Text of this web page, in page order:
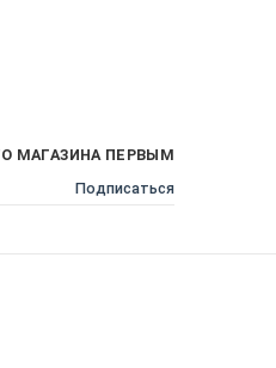
МАГАЗИНА ПЕРВЫМ
Подписаться